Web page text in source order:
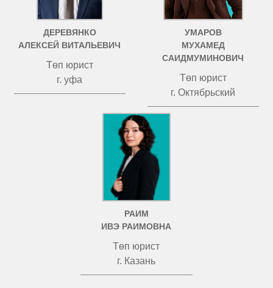
ДЕРЕВЯНКО
АЛЕКСЕЙ ВИТАЛЬЕВИЧ
Төп юрист
г. уфа
УМАРОВ
МУХАМЕД
САИДМУМИНОВИЧ
Төп юрист
г. Октябрьский
РАИМ
ИВЭ РАИМОВНА
Төп юрист
г. Казань